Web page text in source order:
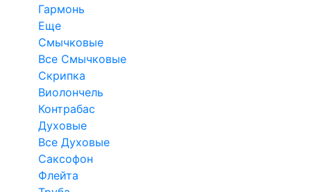
Гармонь
Еще
Смычковые
Все Смычковые
Скрипка
Виолончель
Контрабас
Духовые
Все Духовые
Саксофон
Флейта